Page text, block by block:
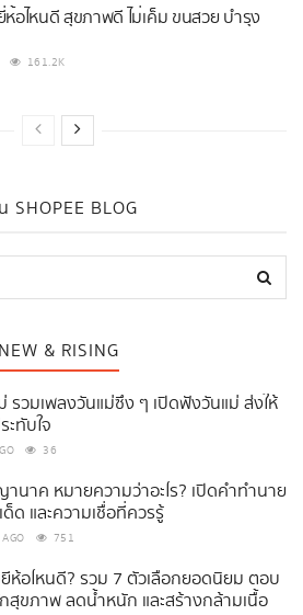
อไหนดี สุขภาพดี ไม่เค็ม ขนสวย บำรุง
161.2K
BLOG
NEW & RISING
รวมเพลงวันแม่ซึ้ง ๆ เปิดฟังวันแม่ ส่งให้
ทับใจ
36
นาค หมายความว่าอะไร? เปิดคำทำนาย
ด และความเชื่อที่ควรรู้
751
ห้อไหนดี? รวม 7 ตัวเลือกยอดนิยม ตอบ
สุขภาพ ลดน้ำหนัก และสร้างกล้ามเนื้อ